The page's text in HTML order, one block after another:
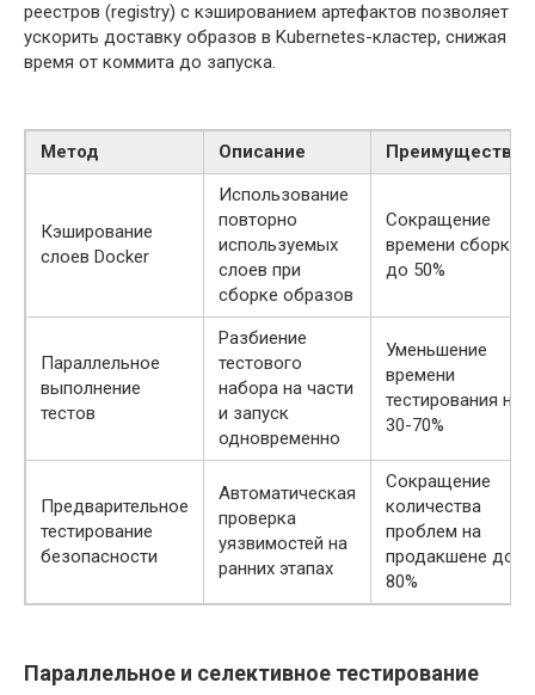
реестров (registry) с кэшированием артефактов позволяет
ускорить доставку образов в Kubernetes-кластер, снижая
время от коммита до запуска.
Метод Описание Преимущество
Кэширование
слоев Docker
Использование
повторно
используемых
слоев при
сборке образов
Сокращение
времени сборки
до 50%
Параллельное
выполнение
тестов
Разбиение
тестового
набора на части
и запуск
одновременно
Уменьшение
времени
тестирования на
30-70%
Предварительное
тестирование
безопасности
Автоматическая
проверка
уязвимостей на
ранних этапах
Сокращение
количества
проблем на
продакшене до
80%
Параллельное и селективное тестирование